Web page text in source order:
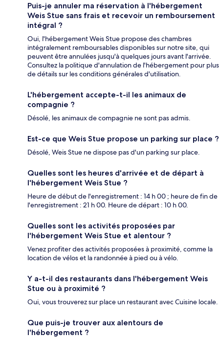
Puis-je annuler ma réservation à l'hébergement
Weis Stue sans frais et recevoir un remboursement
intégral ?
Oui, l'hébergement Weis Stue propose des chambres
intégralement remboursables disponibles sur notre site, qui
peuvent être annulées jusqu'à quelques jours avant l'arrivée.
Consultez la politique d'annulation de l'hébergement pour plus
de détails sur les conditions générales d'utilisation.
L'hébergement accepte-t-il les animaux de
compagnie ?
Désolé, les animaux de compagnie ne sont pas admis.
Est-ce que Weis Stue propose un parking sur place ?
Désolé, Weis Stue ne dispose pas d'un parking sur place.
Quelles sont les heures d'arrivée et de départ à
l'hébergement Weis Stue ?
Heure de début de l'enregistrement : 14 h 00 ; heure de fin de
l'enregistrement : 21 h 00. Heure de départ : 10 h 00.
Quelles sont les activités proposées par
l'hébergement Weis Stue et alentour ?
Venez profiter des activités proposées à proximité, comme la
location de vélos et la randonnée à pied ou à vélo.
Y a-t-il des restaurants dans l'hébergement Weis
Stue ou à proximité ?
Oui, vous trouverez sur place un restaurant avec Cuisine locale.
Que puis-je trouver aux alentours de
l'hébergement ?